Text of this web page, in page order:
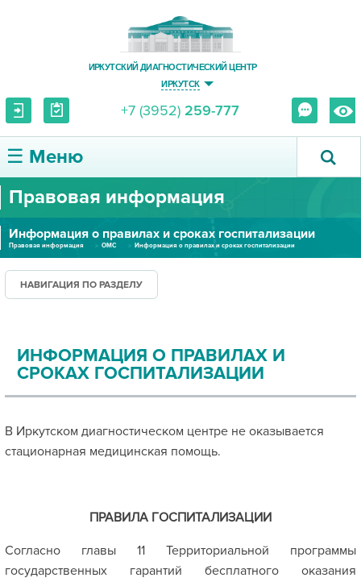
ИРКУТСКИЙ ДИАГНОСТИЧЕСКИЙ ЦЕНТР
ИРКУТСК
+7 (3952) 259-777
☰ Меню
О ЦЕНТРЕ
УСЛУГИ И ЦЕНЫ
ПАЦИЕНТУ
ПРАВОВАЯ ИНФОРМАЦИЯ
Правовая информация
Информация о правилах и сроках госпитализации
Правовая информация ОМС Информация о правилах и сроках госпитализации
НАВИГАЦИЯ ПО РАЗДЕЛУ
ИНФОРМАЦИЯ О ПРАВИЛАХ И
СРОКАХ ГОСПИТАЛИЗАЦИИ
В Иркутском диагностическом центре не оказывается
стационарная медицинская помощь.
ПРАВИЛА ГОСПИТАЛИЗАЦИИ
Согласно главы 11 Территориальной программы
государственных гарантий бесплатного оказания